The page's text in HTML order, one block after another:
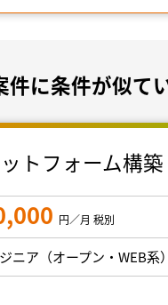
件に条件が似て
トフォーム構築
円／月 税別
ニア（オープン・WEB系）